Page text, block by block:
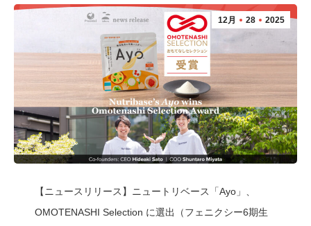
12月 28 2025
【ニュースリリース】ニュートリベース「Ayo」、
OMOTENASHI Selection に選出（フェニクシー6期生